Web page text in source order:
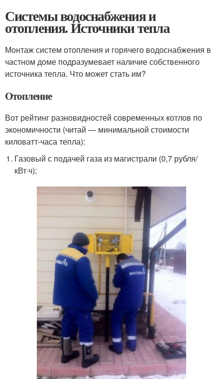
Системы водоснабжения и
отопления. Источники тепла
Монтаж систем отопления и горячего водоснабжения в
частном доме подразумевает наличие собственного
источника тепла. Что может стать им?
Отопление
Вот рейтинг разновидностей современных котлов по
экономичности (читай — минимальной стоимости
киловатт-часа тепла):
Газовый с подачей газа из магистрали (0,7 рубля/
кВт·ч);